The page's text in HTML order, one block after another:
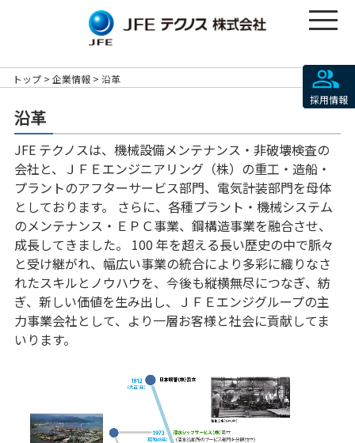
トップ 企業情報 沿革
沿革
JFE テクノスは、機械設備メンテナンス・非破壊検査の
会社と、ＪＦＥエンジニアリング（株）の重工・造船・
プラントのアフターサービス部門、電気計装部門を母体
としております。 さらに、各種プラント・機械システム
のメンテナンス・ＥＰＣ事業、鋼構造事業を融合させ、
成長してきました。 100 年を超える長い歴史の中で脈々
と受け継がれ、幅広い事業の統合により多彩に織りなさ
れたスキルとノウハウを、今後も縦横無尽につなぎ、紡
ぎ、新しい価値を生み出し、ＪＦＥエンジグループの主
力事業会社として、より一層お客様と社会に貢献してま
いります。
採用情報